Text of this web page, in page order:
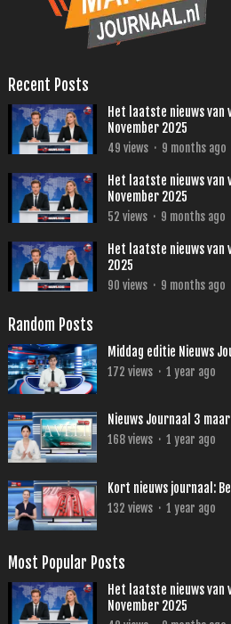
Recent Posts
Het laatste nieuws van
November 2025
49 views · 9 months ago
Het laatste nieuws van
November 2025
52 views · 9 months ago
Het laatste nieuws van
2025
90 views · 9 months ago
Random Posts
Middag editie Nieuws
172 views · 1 year ago
Nieuws Journaal 3
168views · 1 year ago
Kort nieuws journaal:
132 views · 1 year ago
Most Popular Posts
Het laatste nieuws van
November 2025